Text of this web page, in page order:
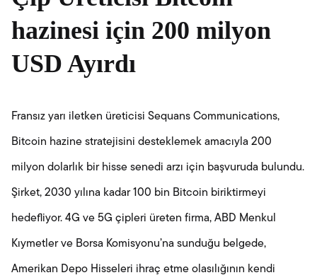
hazinesi için 200 milyon
USD Ayırdı
Fransız yarı iletken üreticisi Sequans Communications,
Bitcoin hazine stratejisini desteklemek amacıyla 200
milyon dolarlık bir hisse senedi arzı için başvuruda bulundu.
Şirket, 2030 yılına kadar 100 bin Bitcoin biriktirmeyi
hedefliyor. 4G ve 5G çipleri üreten firma, ABD Menkul
Kıymetler ve Borsa Komisyonu’na sunduğu belgede,
Amerikan Depo Hisseleri ihraç etme olasılığının kendi